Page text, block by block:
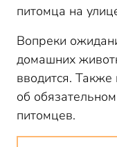
питомца на
Вопреки
домашних
вводится.
об
питомцев.